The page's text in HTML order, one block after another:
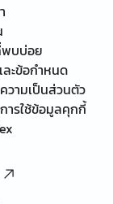
พบบ่อย
ละข้อกำหนด
วามเป็นส่วนตัว
ารใช้ข้อมูลคุกกี้